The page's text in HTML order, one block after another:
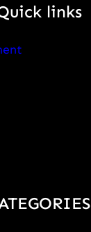
links